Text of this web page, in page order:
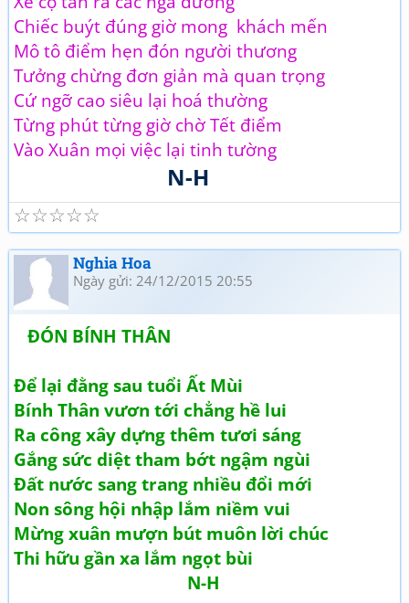
Chiếc buýt đúng giờ mong khách mến
Mô tô điểm hẹn đón người thương
Tưởng chừng đơn giản mà quan trọng
Cứ ngỡ cao siêu lại hoá thường
Từng phút từng giờ chờ Tết điểm
Vào Xuân mọi việc lại tinh tường
N-H
☆
☆
☆
☆
☆
Nghia Hoa
Ngày gửi: 24/12/2015 20:55
ĐÓN BÍNH THÂN
Để lại đằng sau tuổi Ất Mùi
Bính Thân vươn tới chẳng hề lui
Ra công xây dựng thêm tươi sáng
Gắng sức diệt tham bớt ngậm ngùi
Đất nước sang trang nhiều đổi mới
Non sông hội nhập lắm niềm vui
Mừng xuân mượn bút muôn lời chúc
Thi hữu gần xa lắm ngọt bùi
N-H